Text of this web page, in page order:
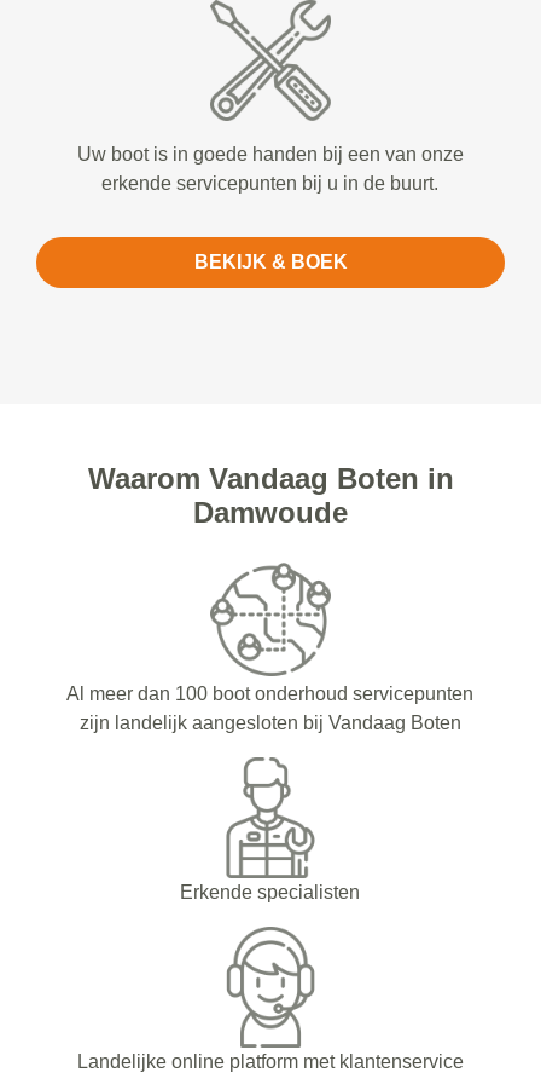
Uw boot is in goede handen bij een van onze
erkende servicepunten bij u in de buurt.
BEKIJK & BOEK
Waarom Vandaag Boten in
Damwoude
Al meer dan 100 boot onderhoud servicepunten
zijn landelijk aangesloten bij Vandaag Boten
Erkende specialisten
Landelijke online platform met klantenservice